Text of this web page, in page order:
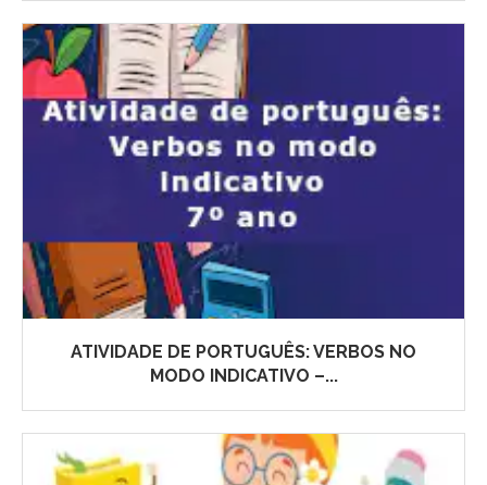
ATIVIDADE DE PORTUGUÊS: VERBOS NO
MODO INDICATIVO –...